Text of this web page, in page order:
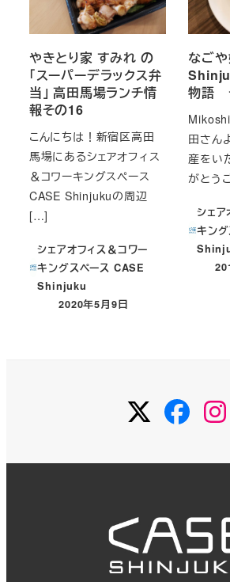
やきとり家 すみれ の
「スーパーデラックス弁
当」 高田馬場ランチ情
報その16
こんにちは！新宿区高田
馬場にあるシェアオフィス
＆コワーキングスペース
CASE Shinjukuの周辺
[…]
シェアオフィス＆コワー
キングスペース CASE
Shinjuku
投稿日
2020年5月9日
なご
物語
田さん
産をい
がとう
シェア
キン
投
Twitter